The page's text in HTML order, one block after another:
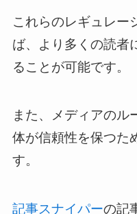
これらのレギュレー
ば、より多くの読者
ることが可能です。
また、メディアのル
体が信頼性を保つた
す。
記事スナイパーの記